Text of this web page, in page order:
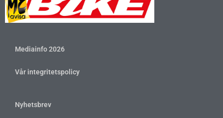
Mediainfo 2026
Vår integritetspolicy
Nyhetsbrev